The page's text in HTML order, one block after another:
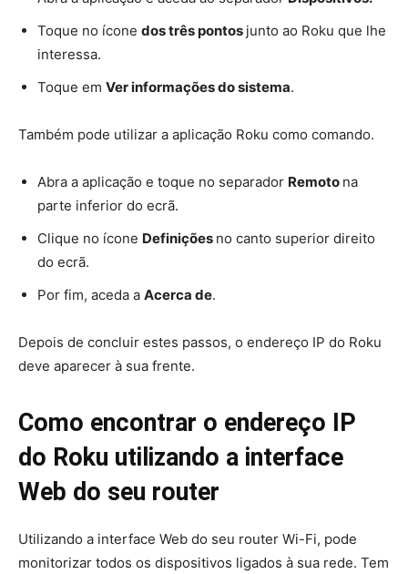
Toque no ícone dos três pontos junto ao Roku que lhe
interessa.
Toque em Ver informações do sistema.
Também pode utilizar a aplicação Roku como comando.
Abra a aplicação e toque no separador Remoto na
parte inferior do ecrã.
Clique no ícone Definições no canto superior direito
do ecrã.
Por fim, aceda a Acerca de.
Depois de concluir estes passos, o endereço IP do Roku
deve aparecer à sua frente.
Como encontrar o endereço IP
do Roku utilizando a interface
Web do seu router
Utilizando a interface Web do seu router Wi-Fi, pode
monitorizar todos os dispositivos ligados à sua rede. Tem